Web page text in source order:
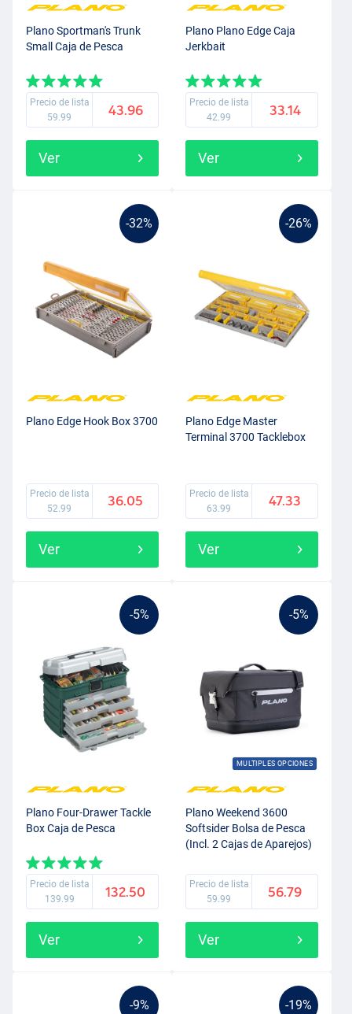
Plano Sportman's Trunk
Small Caja de Pesca
Precio de lista
59.99
43.96
Ver
Plano Plano Edge Caja
Jerkbait
Precio de lista
42.99
33.14
Ver
-32%
Plano Edge Hook Box 3700
Precio de lista
52.99
36.05
Ver
-26%
Plano Edge Master
Terminal 3700 Tacklebox
Precio de lista
63.99
47.33
Ver
-5%
Plano Four-Drawer Tackle
Box Caja de Pesca
Precio de lista
139.99
132.50
Ver
-5%
MULTIPLES OPCIONES
Plano Weekend 3600
Softsider Bolsa de Pesca
(Incl. 2 Cajas de Aparejos)
Precio de lista
59.99
56.79
Ver
-9% -19%